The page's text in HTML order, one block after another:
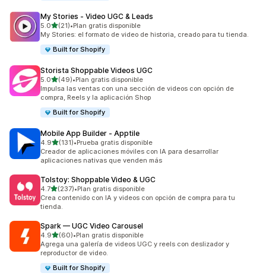
My Stories ‑ Video UGC & Leads
5.0de 5 estrellas
(21)
21 reseñas en total
•Plan gratis disponible
My Stories: el formato de video de historia, creado para tu tienda.
Built for Shopify
Storista Shoppable Videos UGC
5.0de 5 estrellas
(49)
49 reseñas en total
•Plan gratis disponible
Impulsa las ventas con una sección de videos con opción de
compra, Reels y la aplicación Shop
Built for Shopify
Mobile App Builder ‑ Apptile
4.9de 5 estrellas
(131)
131 reseñas en total
•Prueba gratis disponible
Creador de aplicaciones móviles con IA para desarrollar
aplicaciones nativas que venden más
Tolstoy: Shoppable Video & UGC
4.7de 5 estrellas
(237)
237 reseñas en total
•Plan gratis disponible
Crea contenido con IA y videos con opción de compra para tu
tienda.
Spark — UGC Video Carousel
4.9de 5 estrellas
(60)
60 reseñas en total
•Plan gratis disponible
Agrega una galería de videos UGC y reels con deslizador y
reproductor de video.
Built for Shopify